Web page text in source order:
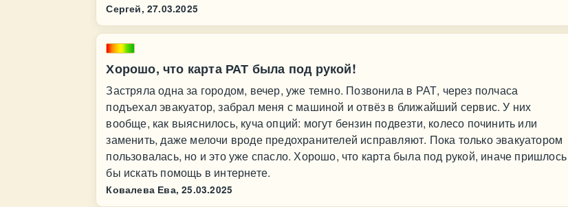
Сергей, 27.03.2025
Хорошо, что карта РАТ была под рукой!
Застряла одна за городом, вечер, уже темно. Позвонила в РАТ, через полчаса
подъехал эвакуатор, забрал меня с машиной и отвёз в ближайший сервис. У них
вообще, как выяснилось, куча опций: могут бензин подвезти, колесо починить или
заменить, даже мелочи вроде предохранителей исправляют. Пока только эвакуатором
пользовалась, но и это уже спасло. Хорошо, что карта была под рукой, иначе пришлось
бы искать помощь в интернете.
Ковалева Ева, 25.03.2025